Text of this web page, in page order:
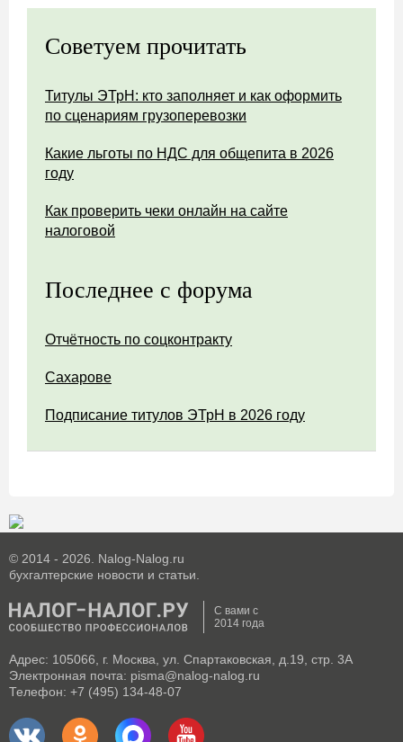
Советуем прочитать
Титулы ЭТрН: кто заполняет и как оформить
по сценариям грузоперевозки
Какие льготы по НДС для общепита в 2026
году
Как проверить чеки онлайн на сайте
налоговой
Последнее с форума
Отчётность по соцконтракту
Сахарове
Подписание титулов ЭТрН в 2026 году
© 2014 - 2026. Nalog-Nalog.ru
бухгалтерские новости и статьи.
С вами с
2014 года
Адрес: 105066, г. Москва, ул. Спартаковская, д.19, стр. 3А
Электронная почта: pisma@nalog-nalog.ru
Телефон: +7 (495) 134-48-07